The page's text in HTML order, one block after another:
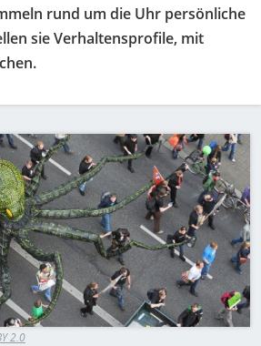
rund um die Uhr persönliche
sie Verhaltensprofile, mit
2.0